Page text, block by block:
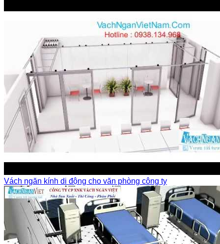
Vách ngăn kính di động cho văn phòng công ty